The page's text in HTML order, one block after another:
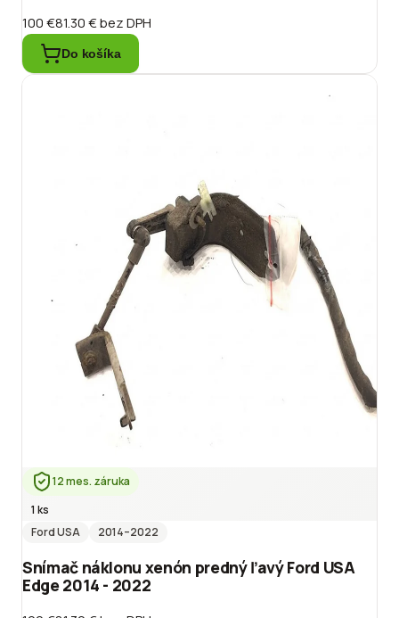
100 €81.30 €bez DPH
Do košíka
12 mes. záruka
1 ks
Ford USA
2014–2022
Snímač náklonu xenón predný ľavý Ford USA
Edge 2014 - 2022